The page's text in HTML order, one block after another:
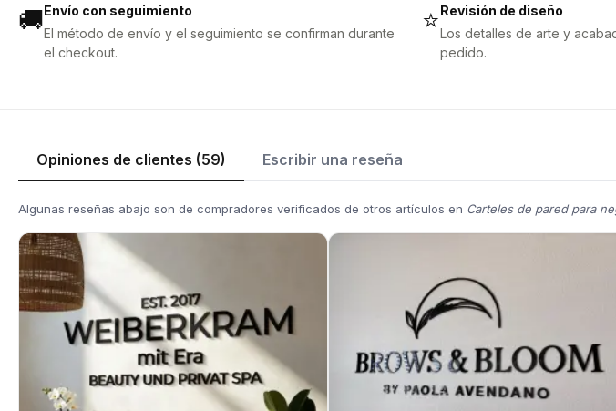
🚚Envío con seguimiento
El método de envío y el seguimiento se confirman durante
el checkout.
⭐Revisión de diseño
Los detalles de arte y
pedido.
Opiniones de clientes (59) Escribir una reseña
Algunas reseñas abajo son de compradores verificados de otros artículos en Carteles de pared para